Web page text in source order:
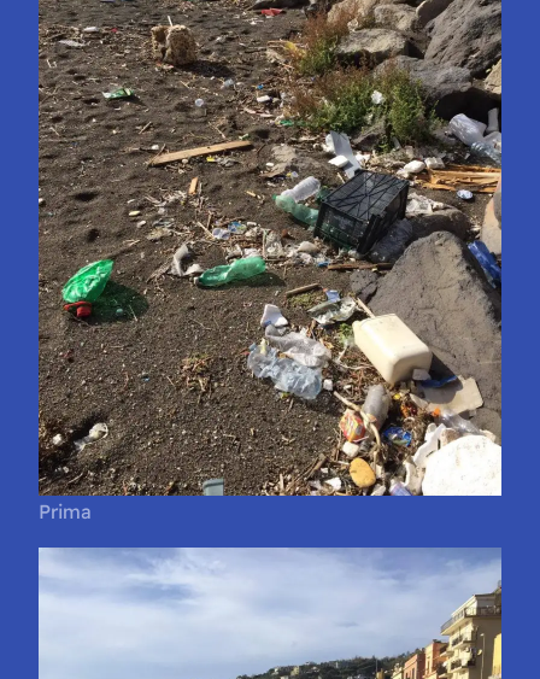
Prima